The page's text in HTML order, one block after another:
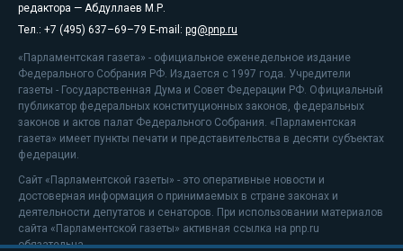
редактора — Абдуллаев М.Р.
Тел.: +7 (495) 637–69–79 E-mail: pg@pnp.ru
«Парламентская газета» - официальное еженедельное издание
Федерального Собрания РФ. Издается с 1997 года. Учредители
газеты - Государственная Дума и Совет Федерации РФ. Официальный
публикатор федеральных конституционных законов, федеральных
законов и актов палат Федерального Собрания. «Парламентская
газета» имеет пункты печати и представительства в десяти субъектах
федерации.
Сайт «Парламентской газеты» - это оперативные новости и
достоверная информация о принимаемых в стране законах и
деятельности депутатов и сенаторов. При использовании материалов
сайта «Парламентской газеты» активная ссылка на pnp.ru
обязательна.